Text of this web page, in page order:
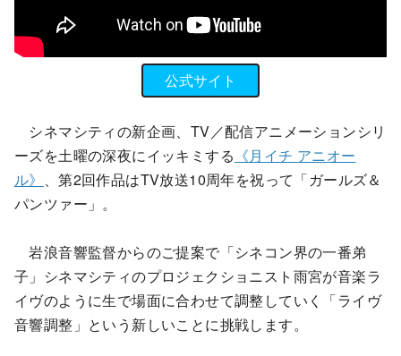
公式サイト
シネマシティの新企画、TV／配信アニメーションシリ
ーズを土曜の深夜にイッキミする 《月イチ アニオー
ル》 、第2回作品はTV放送10周年を祝って「ガールズ＆
パンツァー」。
岩浪音響監督からのご提案で「シネコン界の一番弟
子」シネマシティのプロジェクショニスト雨宮が音楽ラ
イヴのように生で場面に合わせて調整していく「ライヴ
音響調整」という新しいことに挑戦します。